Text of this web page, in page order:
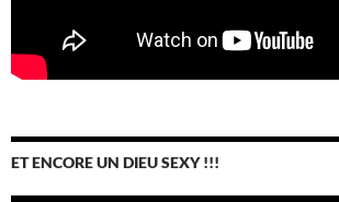
ET ENCORE UN DIEU SEXY !!!